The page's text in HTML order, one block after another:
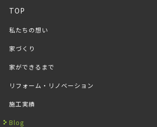
TOP
私たちの想い
家づくり
家ができるまで
リフォーム・リノベーション
施工実績
Blog